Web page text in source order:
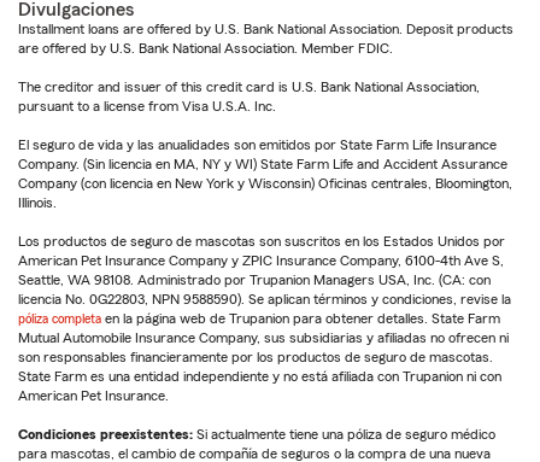
Divulgaciones
Installment loans are offered by U.S. Bank National Association. Deposit products
are offered by U.S. Bank National Association. Member FDIC.
The creditor and issuer of this credit card is U.S. Bank National Association,
pursuant to a license from Visa U.S.A. Inc.
El seguro de vida y las anualidades son emitidos por State Farm Life Insurance
Company. (Sin licencia en MA, NY y WI) State Farm Life and Accident Assurance
Company (con licencia en New York y Wisconsin) Oficinas centrales, Bloomington,
Illinois.
Los productos de seguro de mascotas son suscritos en los Estados Unidos por
American Pet Insurance Company y ZPIC Insurance Company, 6100-4th Ave S,
Seattle, WA 98108. Administrado por Trupanion Managers USA, Inc. (CA: con
licencia No. 0G22803, NPN 9588590). Se aplican términos y condiciones, revise la
póliza completa en la página web de Trupanion para obtener detalles. State Farm
Mutual Automobile Insurance Company, sus subsidiarias y afiliadas no ofrecen ni
son responsables financieramente por los productos de seguro de mascotas.
State Farm es una entidad independiente y no está afiliada con Trupanion ni con
American Pet Insurance.
Condiciones preexistentes: Si actualmente tiene una póliza de seguro médico
para mascotas, el cambio de compañía de seguros o la compra de una nueva